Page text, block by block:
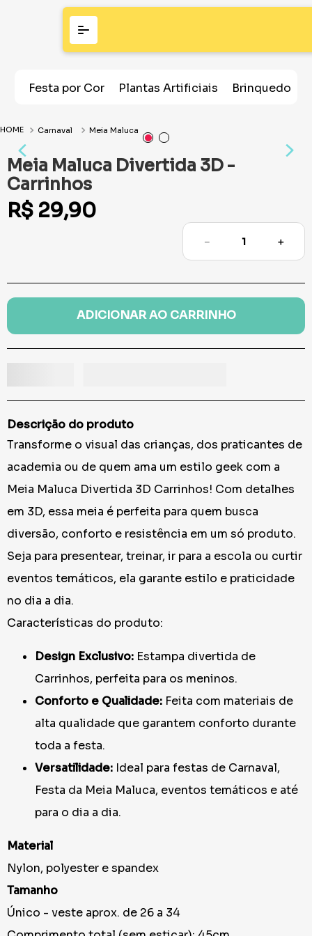
Festa por Cor Plantas Artificiais Brinquedos
Carnaval Meia Maluca
Meia Maluca Divertida 3D -
Carrinhos
R$ 29,90
＋
－
ADICIONAR AO CARRINHO
Descrição do produto
Transforme o visual das crianças, dos praticantes de
academia ou de quem ama um estilo geek com a
Meia Maluca Divertida 3D Carrinhos! Com detalhes
em 3D, essa meia é perfeita para quem busca
diversão, conforto e resistência em um só produto.
Seja para presentear, treinar, ir para a escola ou curtir
eventos temáticos, ela garante estilo e praticidade
no dia a dia.
Características do produto:
Design Exclusivo: Estampa divertida de
Carrinhos, perfeita para os meninos.
Conforto e Qualidade: Feita com materiais de
alta qualidade que garantem conforto durante
toda a festa.
Versatilidade: Ideal para festas de Carnaval,
Festa da Meia Maluca, eventos temáticos e até
para o dia a dia.
Material
Nylon, polyester e spandex
Tamanho
Único - veste aprox. de 26 a 34